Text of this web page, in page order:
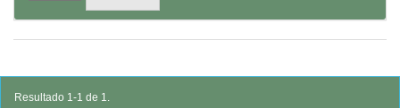
Resultado 1-1 de 1.